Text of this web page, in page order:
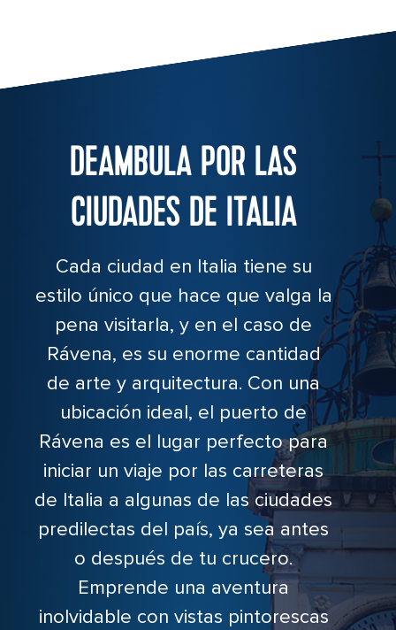
DEAMBULA POR LAS
CIUDADES DE ITALIA
Cada ciudad en Italia tiene su
estilo único que hace que valga la
pena visitarla, y en el caso de
Rávena, es su enorme cantidad
de arte y arquitectura. Con una
ubicación ideal, el puerto de
Rávena es el lugar perfecto para
iniciar un viaje por las carreteras
de Italia a algunas de las ciudades
predilectas del país, ya sea antes
o después de tu crucero.
Emprende una aventura
inolvidable con vistas pintorescas